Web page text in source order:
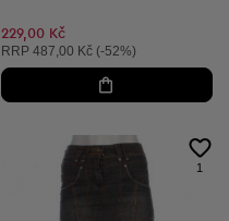
229,00 Kč
Doporučená cena:
RRP 487,00 Kč (-52%)
1